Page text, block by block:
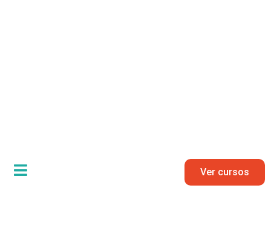
Ver cursos